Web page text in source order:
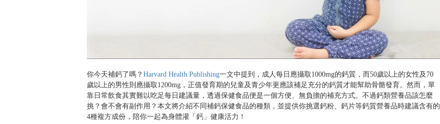
你今天補鈣了嗎？ Harvard Health Publishing一文中提到，成人每日應攝取1000mg的鈣質，而50歲以上的女性及70
歲以上的男性則應攝取1200mg，正值發育期的兒童及青少年更應該補足充分的鈣質才能幫助骨骼發育。然而，單
靠日常飲食其實難以吃足每日建議量，透過保健食品便是一個方便、無負擔的補充方式。不過鈣類營養品該怎麼
挑？會不會有副作用？本文將介紹不同補鈣保健食品的種類，並提供你挑選鈣粉、鈣片等鈣質營養品時建議含有的
4種複方成份，陪你一起為身體灌「鈣」健康活力！